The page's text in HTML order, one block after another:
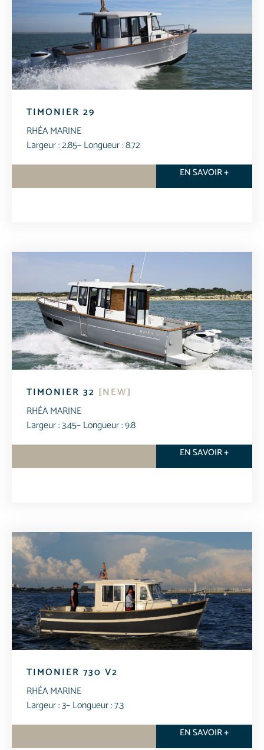
TIMONIER 29
RHÉA MARINE
Largeur : 2.85– Longueur : 8.72
EN SAVOIR +
TIMONIER 32 [NEW]
RHÉA MARINE
Largeur : 3.45– Longueur : 9.8
EN SAVOIR +
TIMONIER 730 V2
RHÉA MARINE
Largeur : 3– Longueur : 7.3
EN SAVOIR +